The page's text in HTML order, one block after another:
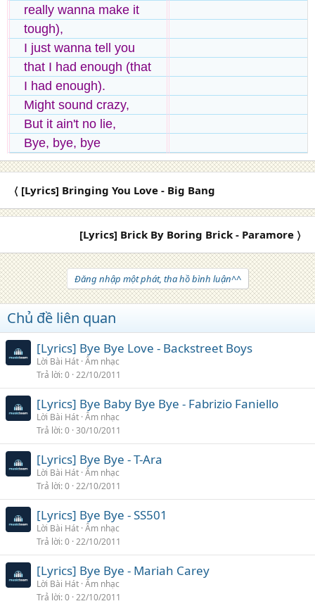
really wanna make it
tough),
I just wanna tell you
that I had enough (that
I had enough).
Might sound crazy,
But it ain't no lie,
Bye, bye, bye
〈 [Lyrics] Bringing You Love - Big Bang
[Lyrics] Brick By Boring Brick - Paramore 〉
Đăng nhập một phát, tha hồ bình luận^^
Chủ đề liên quan
[Lyrics] Bye Bye Love - Backstreet Boys
Lời Bài Hát Âm nhạc
Trả lời 0 22/10/2011
[Lyrics] Bye Baby Bye Bye - Fabrizio Faniello
Lời Bài Hát Âm nhạc
Trả lời 0 30/10/2011
[Lyrics] Bye Bye - T-Ara
Lời Bài Hát Âm nhạc
Trả lời 0 22/10/2011
[Lyrics] Bye Bye - SS501
Lời Bài Hát Âm nhạc
Trả lời 0 22/10/2011
[Lyrics] Bye Bye - Mariah Carey
Lời Bài Hát Âm nhạc
Trả lời 0 22/10/2011